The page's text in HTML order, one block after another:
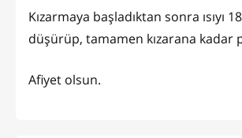
Kızarmaya başladıktan sonra ısıyı
düşürüp, tamamen kızarana kadar
Afiyet olsun.